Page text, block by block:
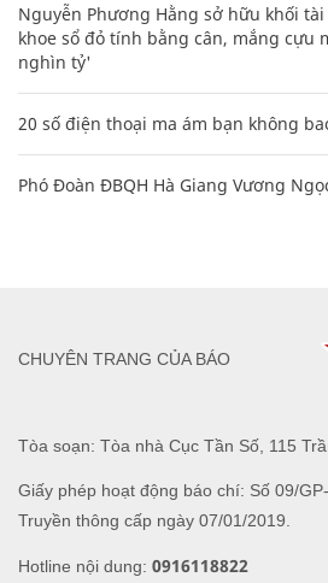
Nguyễn Phương Hằng sở hữu khối
khoe sổ đỏ tính bằng cân, mắng cựu
nghìn tỷ'
20 số điện thoại ma ám bạn không
Phó Đoàn ĐBQH Hà Giang Vương
Tòa soạn: Tòa nhà Cục Tần Số, 115
Giấy phép hoạt động báo chí: Số 09/
Truyền thông cấp ngày 07/01/2019.
Hotline nội dung: 0916118822
CHUYÊN TRANG CỦA BÁO